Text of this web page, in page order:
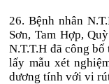
26. Bệnh nhân
Sơn, Tam Hợp,
N.T.T.H đã công
lấy mẫu xét
dương tính với vi